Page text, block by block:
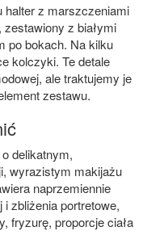
halter z marszczeniami
z białymi
po bokach. Na kilku
kolczyki. Te detale
ale traktujemy je
zestawu.
delikatnym,
wyrazistym makijażu
naprzemiennie
zbliżenia portretowe,
fryzurę, proporcje ciała